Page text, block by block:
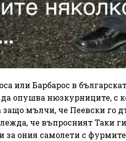
или Барбарос в
опушва нюзкурниците, с
защо мълчи, че Пеевски го
че въпросният Таки
за ония самолети с